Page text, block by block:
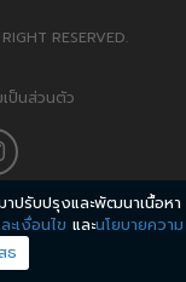
RESERVED.
ป็นส่วนตัว
าปรับปรุงและพัฒนาเนื้อหา
เงื่อนไข และนโยบายความ
ธ